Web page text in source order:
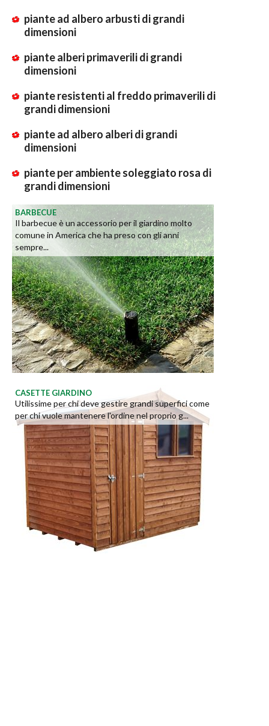
piante ad albero arbusti di grandi
dimensioni
piante alberi primaverili di grandi
dimensioni
piante resistenti al freddo primaverili di
grandi dimensioni
piante ad albero alberi di grandi
dimensioni
piante per ambiente soleggiato rosa di
grandi dimensioni
BARBECUE
Il barbecue è un accessorio per il giardino molto
comune in America che ha preso con gli anni
sempre...
CASETTE GIARDINO
Utilissime per chi deve gestire grandi superfici come
per chi vuole mantenere l'ordine nel proprio g...